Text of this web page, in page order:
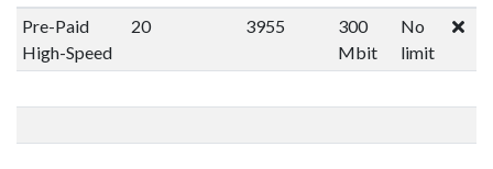
Pre-Paid
High-Speed
20 3955
300
Mbit
No
limit